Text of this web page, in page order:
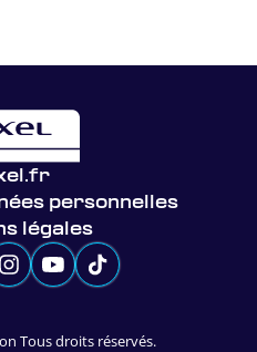
personnelles
légales
Tous droits réservés.